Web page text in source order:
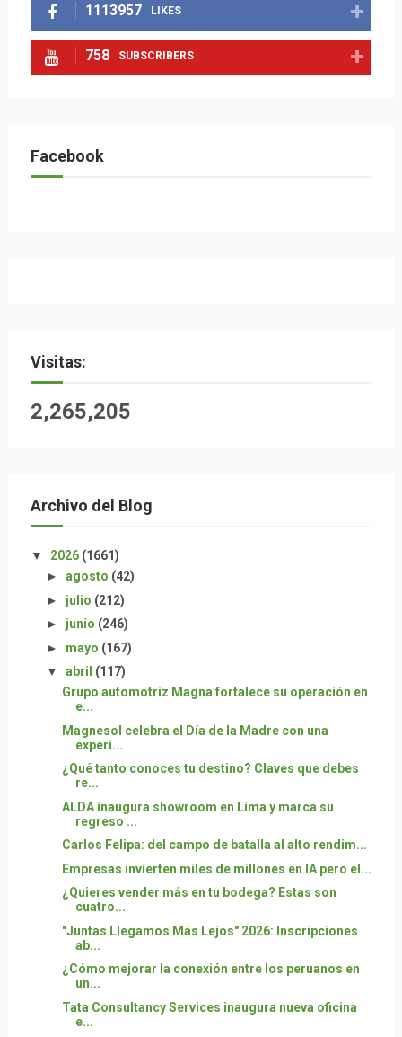
1113957 LIKES
758 SUBSCRIBERS
Facebook
Visitas:
2,265,205
Archivo del Blog
▼ 2026 (1661)
► agosto (42)
► julio (212)
► junio (246)
► mayo (167)
▼ abril (117)
Grupo automotriz Magna fortalece su operación en
e...
Magnesol celebra el Día de la Madre con una
experi...
¿Qué tanto conoces tu destino? Claves que debes
re...
ALDA inaugura showroom en Lima y marca su
regreso ...
Carlos Felipa: del campo de batalla al alto rendim...
Empresas invierten miles de millones en IA pero el...
¿Quieres vender más en tu bodega? Estas son
cuatro...
"Juntas Llegamos Más Lejos" 2026: Inscripciones
ab...
¿Cómo mejorar la conexión entre los peruanos en
un...
Tata Consultancy Services inaugura nueva oficina
e...